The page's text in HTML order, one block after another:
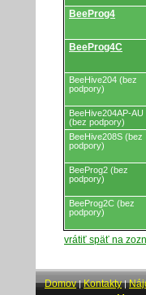
BeeProg4
BeeProg4C
BeeHive204 (bez
podpory)
BeeHive204AP-AU
(bez podpory)
BeeHive208S (bez
podpory)
BeeProg2 (bez
podpory)
BeeProg2C (bez
podpory)
vrátiť späť na
Domov|Kontakty|